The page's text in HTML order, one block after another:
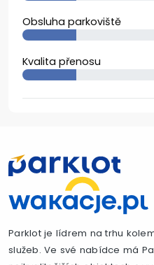
Obsluha parkoviště
Kvalita přenosu
Parklot je lídrem na trhu
služeb. Ve své nabídce má